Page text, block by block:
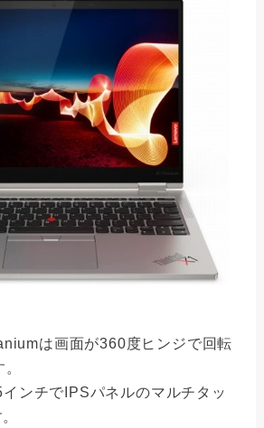
は画面が360度ヒンジで回転
ンチでIPSパネルのマルチタッ